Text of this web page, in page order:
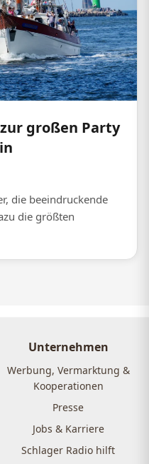
großen Party
die beeindruckende
die größten
Unternehmen
Werbung, Vermarktung &
Kooperationen
Presse
Jobs & Karriere
Schlager Radio hilft